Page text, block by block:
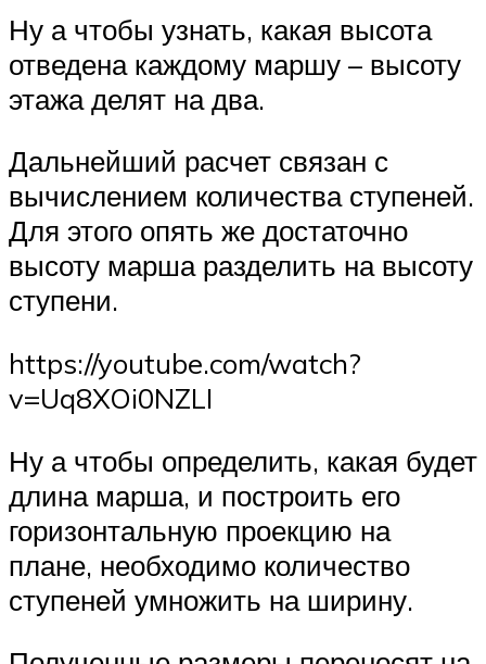
Ну а чтобы узнать, какая высота
отведена каждому маршу – высоту
этажа делят на два.
Дальнейший расчет связан с
вычислением количества ступеней.
Для этого опять же достаточно
высоту марша разделить на высоту
ступени.
https://youtube.com/watch?
v=Uq8XOi0NZLI
Ну а чтобы определить, какая будет
длина марша, и построить его
горизонтальную проекцию на
плане, необходимо количество
ступеней умножить на ширину.